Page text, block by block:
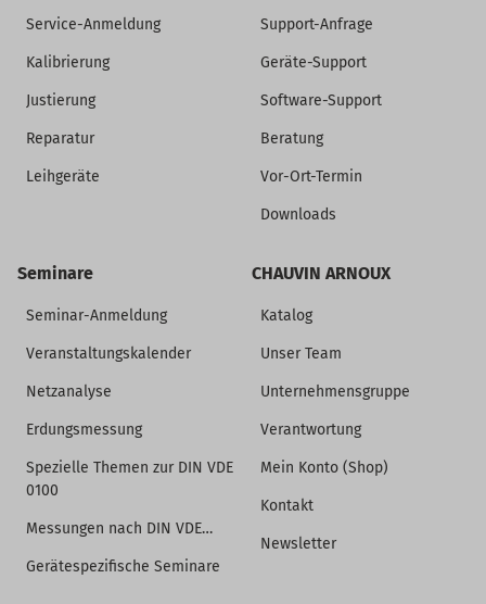
Service-Anmeldung
Kalibrierung
Justierung
Reparatur
Leihgeräte
Support-Anfrage
Geräte-Support
Software-Support
Beratung
Vor-Ort-Termin
Downloads
Seminare
Seminar-Anmeldung
Veranstaltungskalender
Netzanalyse
Erdungsmessung
Spezielle Themen zur DIN VDE
0100
Messungen nach DIN VDE…
Gerätespezifische Seminare
CHAUVIN ARNOUX
Katalog
Unser Team
Unternehmensgruppe
Verantwortung
Mein Konto (Shop)
Kontakt
Newsletter